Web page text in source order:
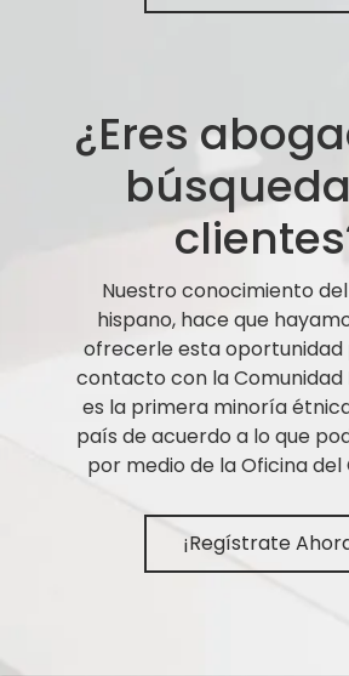
¿Eres
Nuestro conocimiento
hispano, hace que
ofrecerle esta
contacto con la Comunidad
es la primera minoría
país de acuerdo a lo que
por medio de la Oficina del
¡Regístrate